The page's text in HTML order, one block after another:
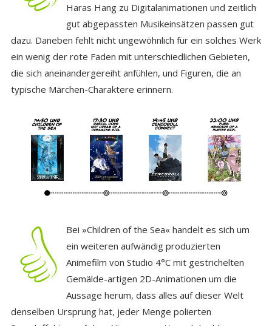
Haras Hang zu Digitalanimationen und zeitlich
gut abgepassten Musikeinsätzen passen gut
dazu. Daneben fehlt nicht ungewöhnlich für ein solches Werk
ein wenig der rote Faden mit unterschiedlichen Gebieten,
die sich aneinandergereiht anfühlen, und Figuren, die an
typische Märchen-Charaktere erinnern.
Bei »Children of the Sea« handelt es sich um
ein weiteren aufwändig produzierten
Animefilm von Studio 4°C mit gestrichelten
Gemälde-artigen 2D-Animationen um die
Aussage herum, dass alles auf dieser Welt
denselben Ursprung hat, jeder Menge polierten